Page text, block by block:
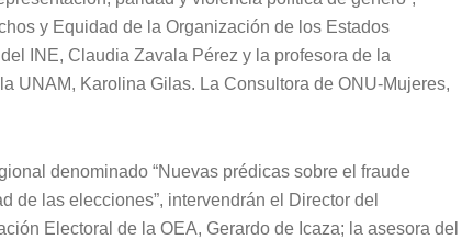
y Equidad de la Organización de los Estados
INE, Claudia Zavala Pérez y la profesora de la
UNAM, Karolina Gilas. La Consultora de ONU-Mujeres,
denominado “Nuevas prédicas sobre el fraude
de las elecciones”, intervendrán el Director del
Electoral de la OEA, Gerardo de Icaza; la asesora del